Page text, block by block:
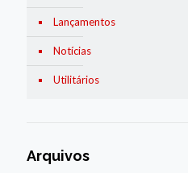
Lançamentos
Notícias
Utilitários
Arquivos